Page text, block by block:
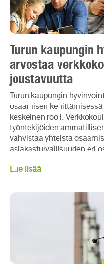
Turun kaupungin
arvostaa
joustavuutta
Turun kaupungin
osaamisen
keskeinen rooli.
työntekijöiden
vahvistaa yhteistä
asiakasturvallisuuden eri
Lue lisää